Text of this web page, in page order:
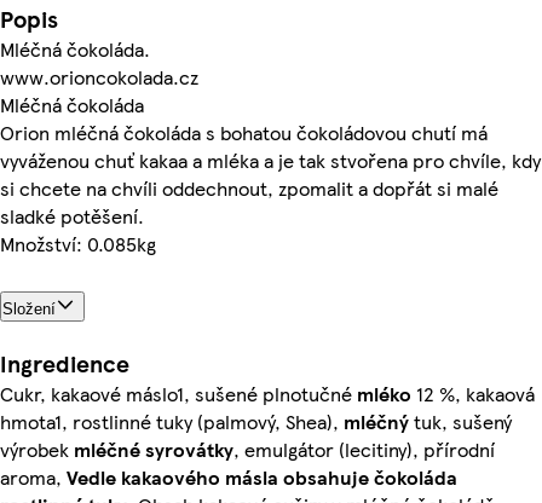
Popis
Mléčná čokoláda.
www.orioncokolada.cz
Mléčná čokoláda
Orion mléčná čokoláda s bohatou čokoládovou chutí má
vyváženou chuť kakaa a mléka a je tak stvořena pro chvíle, kdy
si chcete na chvíli oddechnout, zpomalit a dopřát si malé
sladké potěšení.
Množství: 0.085kg
Složení
Ingredience
Cukr, kakaové máslo1, sušené plnotučné mléko 12 %, kakaová
hmota1, rostlinné tuky (palmový, Shea), mléčnýtuk, sušený
výrobek mléčnésyrovátky, emulgátor (lecitiny), přírodní
aroma, Vedle kakaového másla obsahuje čokoláda